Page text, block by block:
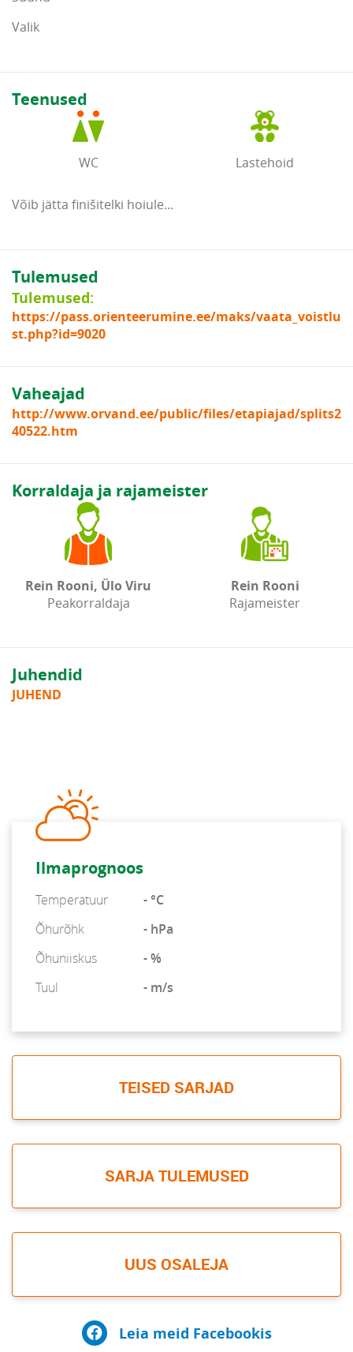
Valik
Teenused
WC Lastehoid
Võib jätta finišitelki hoiule...
Tulemused
Tulemused:
https://pass.orienteerumine.ee/maks/vaata_voistlu
st.php?id=9020
Vaheajad
http://www.orvand.ee/public/files/etapiajad/splits2
40522.htm
Korraldaja ja rajameister
Rein Rooni, Ülo Viru
Peakorraldaja
Rein Rooni
Rajameister
Juhendid
JUHEND
Ilmaprognoos
Temperatuur
- °C
Õhurõhk
- hPa
Õhuniiskus
- %
Tuul
- m/s
TEISED SARJAD
SARJA TULEMUSED
UUS OSALEJA
Leia meid Facebookis